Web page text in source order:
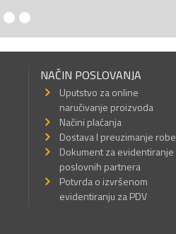
NAČIN POSLOVANJA
Uputstvo za online
naručivanje proizvoda
Načini plaćanja
Dostava I preuzimanje robe
Dokument za evidentiranje
poslovnih partnera
Potvrda o izvršenom
evidentiranju za PDV